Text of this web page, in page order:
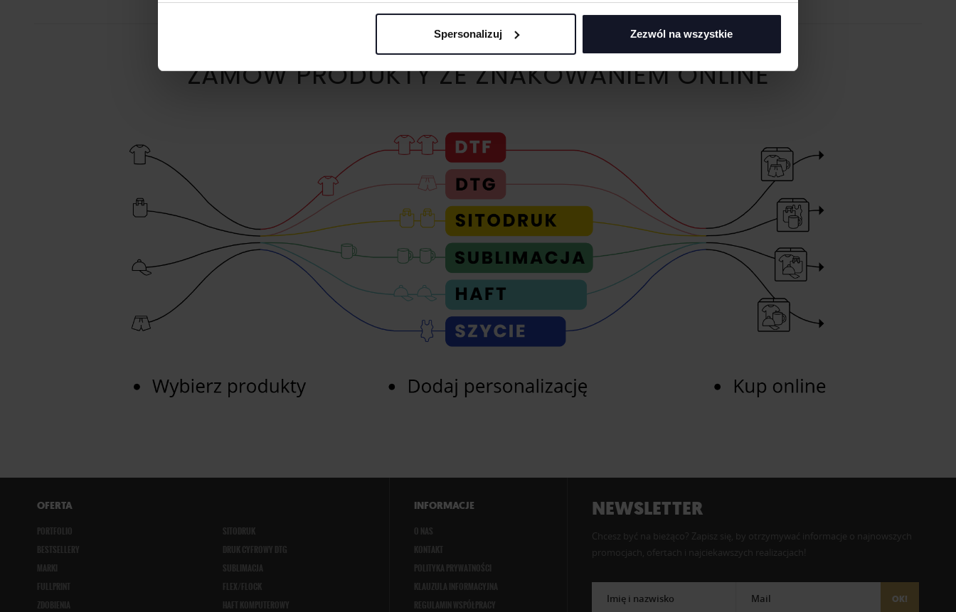
Spersonalizuj Zezwól na wszystkie
ZAMÓW PRODUKTY ZE ZNAKOWANIEM ONLINE
OFERTA
PORTFOLIO
BESTSELLERY
MARKI
FULLPRINT
ZDOBIENIA
SITODRUK
DRUK CYFROWY DTG
SUBLIMACJA
FLEX/FLOCK
HAFT KOMPUTEROWY
INFORMACJE
O NAS
KONTAKT
POLITYKA PRYWATNOŚCI
KLAUZULA INFORMACYJNA
REGULAMIN WSPÓŁPRACY
NEWSLETTER
Chcesz być na bieżąco? Zapisz się, by otrzymywać informacje o najnowszych
promocjach, ofertach i najciekawszych realizacjach!
Imię i nazwisko Mail OK!